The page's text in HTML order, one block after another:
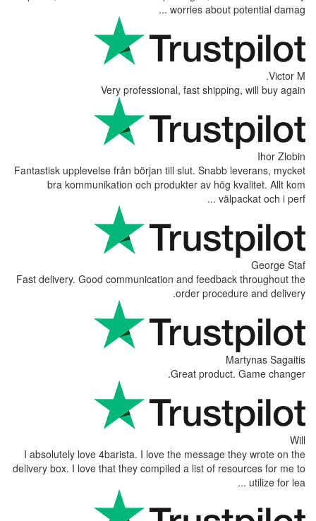
Very professional,
Fantastisk upplevelse från början till
bra kommunikation och
Fast delivery. Good communication
I absolutely love 4barista. I love the
delivery box. I love that they compiled a